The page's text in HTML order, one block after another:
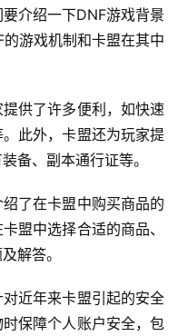
介绍一下DNF游戏背景
游戏机制和卡盟在其中
供了许多便利，如快速
此外，卡盟还为玩家提
备、副本通行证等。
了在卡盟中购买商品的
盟中选择合适的商品、
解答。
近年来卡盟引起的安全
保障个人账户安全，包